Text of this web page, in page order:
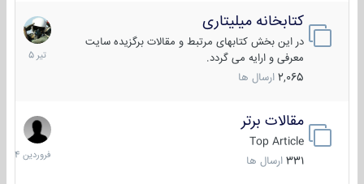
کتابخانه میلیتاری
در این بخش کتابهای مرتبط و مقالات برگزیده سایت
معرفی و ارایه می گردد.
2,065 ارسال ها
16
تیر
1405
مقالات برتر
Top Article
331 ارسال ها
29
فروردین
1404